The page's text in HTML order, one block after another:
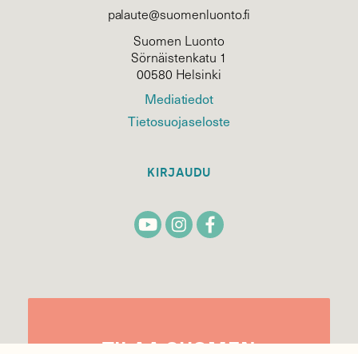
palaute@suomenluonto.fi
Suomen Luonto
Sörnäistenkatu 1
00580 Helsinki
Mediatiedot
Tietosuojaseloste
KIRJAUDU
TILAASUOMEN